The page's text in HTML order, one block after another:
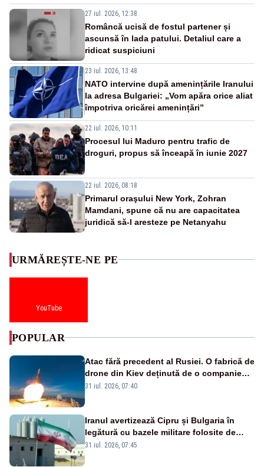
27 iul. 2026, 12:38
Româncă ucisă de fostul partener și
ascunsă în lada patului. Detaliul care a
ridicat suspiciuni
23 iul. 2026, 13:48
NATO intervine după amenințările Iranului
la adresa Bulgariei: „Vom apăra orice aliat
împotriva oricărei amenințări”
22 iul. 2026, 10:11
Procesul lui Maduro pentru trafic de
droguri, propus să înceapă în iunie 2027
22 iul. 2026, 08:18
Primarul oraşului New York, Zohran
Mamdani, spune că nu are capacitatea
juridică să-l aresteze pe Netanyahu
URMĂREȘTE-NE PE
YouTube
POPULAR
Atac fără precedent al Rusiei. O fabrică de
drone din Kiev deținută de o companie
americană, distrusă de o rachetă
31 iul. 2026, 07:40
Iranul avertizează Cipru și Bulgaria în
legătură cu bazele militare folosite de
SUA
31 iul. 2026, 07:45